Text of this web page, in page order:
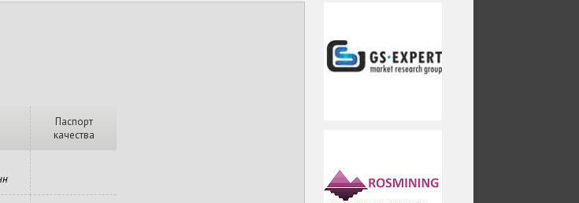
Паспорт
качества